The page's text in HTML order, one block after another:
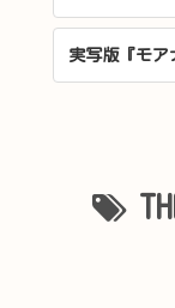
実写版『モア